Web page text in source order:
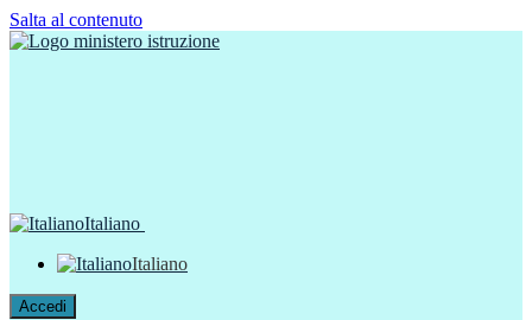
Salta al contenuto
Italiano
Italiano
Accedi